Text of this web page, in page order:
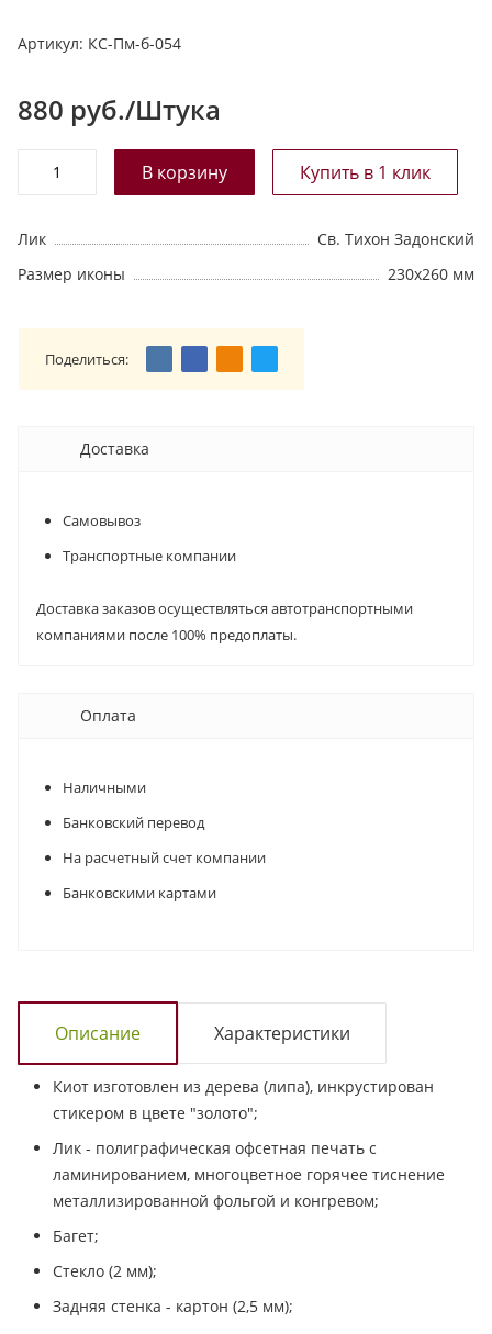
г
Артикул: КС-Пм-б-054
880 руб./Штука
Лик
Св. Тихон Задонский
Размер иконы
230х260 мм
Поделиться:
Доставка
Самовывоз
Транспортные компании
Доставка заказов осуществляться автотранспортными
компаниями после 100% предоплаты.
Оплата
Наличными
Банковский перевод
На расчетный счет компании
Банковскими картами
Описание Характеристики
Киот изготовлен из дерева (липа), инкрустирован
стикером в цвете "золото";
Лик - полиграфическая офсетная печать с
ламинированием, многоцветное горячее тиснение
металлизированной фольгой и конгревом;
Багет;
Стекло (2 мм);
Задняя стенка - картон (2,5 мм);